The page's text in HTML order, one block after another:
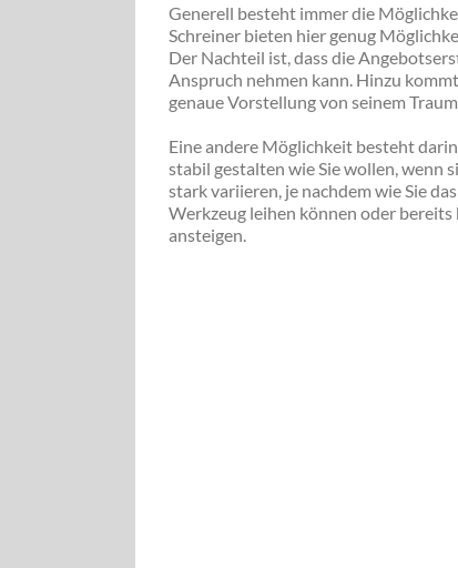
Generell besteht immer die
Schreiner bieten hier genug
Der Nachteil ist, dass die
Anspruch nehmen kann. Hinzu
genaue Vorstellung von seinem
Eine andere Möglichkeit besteht
stabil gestalten wie Sie wollen, wenn
stark variieren, je nachdem wie Sie
Werkzeug leihen können oder
ansteigen.